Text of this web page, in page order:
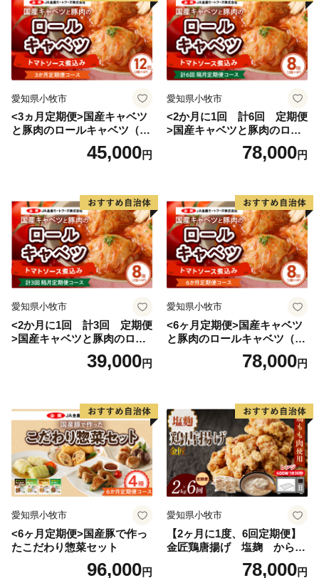
愛知県小牧市
<3ヵ月定期便>国産キャベツ
と豚肉のロールキャベツ（6P
45,000円
愛知県小牧市
<2か月に1回 計6回 定期便
>国産キャベツと豚肉のロー
ルキャベツ（4P入り）
78,000円
愛知県小牧市
<2か月に1回 計3回 定期便
>国産キャベツと豚肉のロー
ルキャベツ（4P入り）
39,000円
愛知県小牧市
<6ヶ月定期便>国産キャベツ
と豚肉のロールキャベツ（4P
78,000円
愛知県小牧市
<6ヶ月定期便>国産豚で作っ
たこだわり惣菜セット
96,000円
愛知県小牧市
【2ヶ月に1度、6回定期便】
金匠鶏唐揚げ 塩麹 からあ
78,000円